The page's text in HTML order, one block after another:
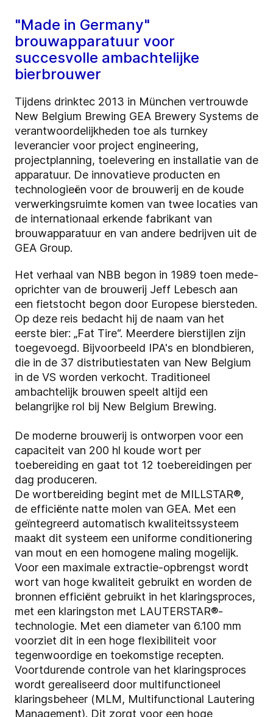
"Made in Germany"
brouwapparatuur voor
succesvolle ambachtelijke
bierbrouwer
Tijdens drinktec 2013 in München vertrouwde
New Belgium Brewing GEA Brewery Systems de
verantwoordelijkheden toe als turnkey
leverancier voor project engineering,
projectplanning, toelevering en installatie van de
apparatuur. De innovatieve producten en
technologieën voor de brouwerij en de koude
verwerkingsruimte komen van twee locaties van
de internationaal erkende fabrikant van
brouwapparatuur en van andere bedrijven uit de
GEA Group.
Het verhaal van NBB begon in 1989 toen mede-
oprichter van de brouwerij Jeff Lebesch aan
een fietstocht begon door Europese biersteden.
Op deze reis bedacht hij de naam van het
eerste bier: „Fat Tire“. Meerdere bierstijlen zijn
toegevoegd. Bijvoorbeeld IPA's en blondbieren,
die in de 37 distributiestaten van New Belgium
in de VS worden verkocht. Traditioneel
ambachtelijk brouwen speelt altijd een
belangrijke rol bij New Belgium Brewing.
De moderne brouwerij is ontworpen voor een
capaciteit van 200 hl koude wort per
toebereiding en gaat tot 12 toebereidingen per
dag produceren.
De wortbereiding begint met de MILLSTAR®,
de efficiënte natte molen van GEA. Met een
geïntegreerd automatisch kwaliteitssysteem
maakt dit systeem een uniforme conditionering
van mout en een homogene maling mogelijk.
Voor een maximale extractie-opbrengst wordt
wort van hoge kwaliteit gebruikt en worden de
bronnen efficiënt gebruikt in het klaringsproces,
met een klaringston met LAUTERSTAR®-
technologie. Met een diameter van 6.100 mm
voorziet dit in een hoge flexibiliteit voor
tegenwoordige en toekomstige recepten.
Voortdurende controle van het klaringsproces
wordt gerealiseerd door multifunctioneel
klaringsbeheer (MLM, Multifunctional Lautering
Management). Dit zorgt voor een hoge